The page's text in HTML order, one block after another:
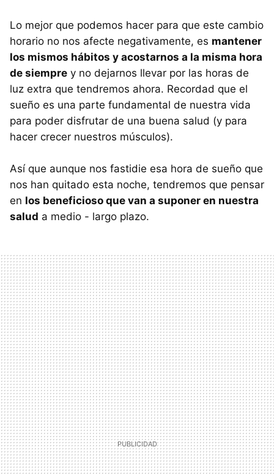
Lo mejor que podemos hacer para que este cambio
horario no nos afecte negativamente, es mantener
los mismos hábitos y acostarnos a la misma hora
de siempre y no dejarnos llevar por las horas de
luz extra que tendremos ahora. Recordad que el
sueño es una parte fundamental de nuestra vida
para poder disfrutar de una buena salud (y para
hacer crecer nuestros músculos).
Así que aunque nos fastidie esa hora de sueño que
nos han quitado esta noche, tendremos que pensar
en los beneficioso que van a suponer en nuestra
salud a medio - largo plazo.